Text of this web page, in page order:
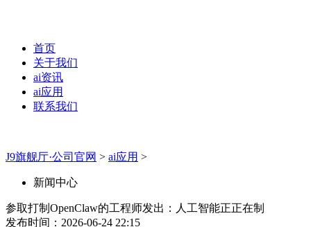
首页
关于我们
ai资讯
ai应用
联系我们
J9旗舰厅·公司官网 > ai应用 >
新闻中心
参取打制OpenClaw的工程师发出：人工智能正正在制
发布时间：2026-06-24 22:15